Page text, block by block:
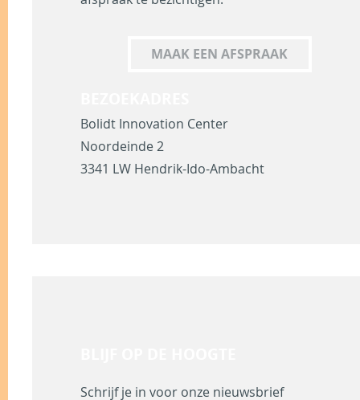
MAAK EEN AFSPRAAK
Bolidt Innovation Center
Noordeinde 2
3341 LW Hendrik-Ido-Ambacht
Schrijf je in voor onze nieuwsbrief